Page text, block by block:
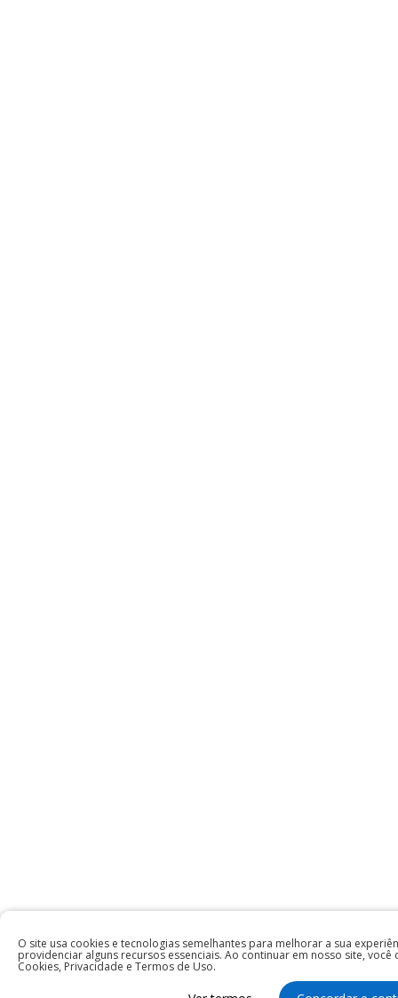
O site usa cookies e tecnologias semelhantes para melhorar a sua
providenciar alguns recursos essenciais. Ao continuar em nosso site,
Cookies, Privacidade e Termos de Uso.